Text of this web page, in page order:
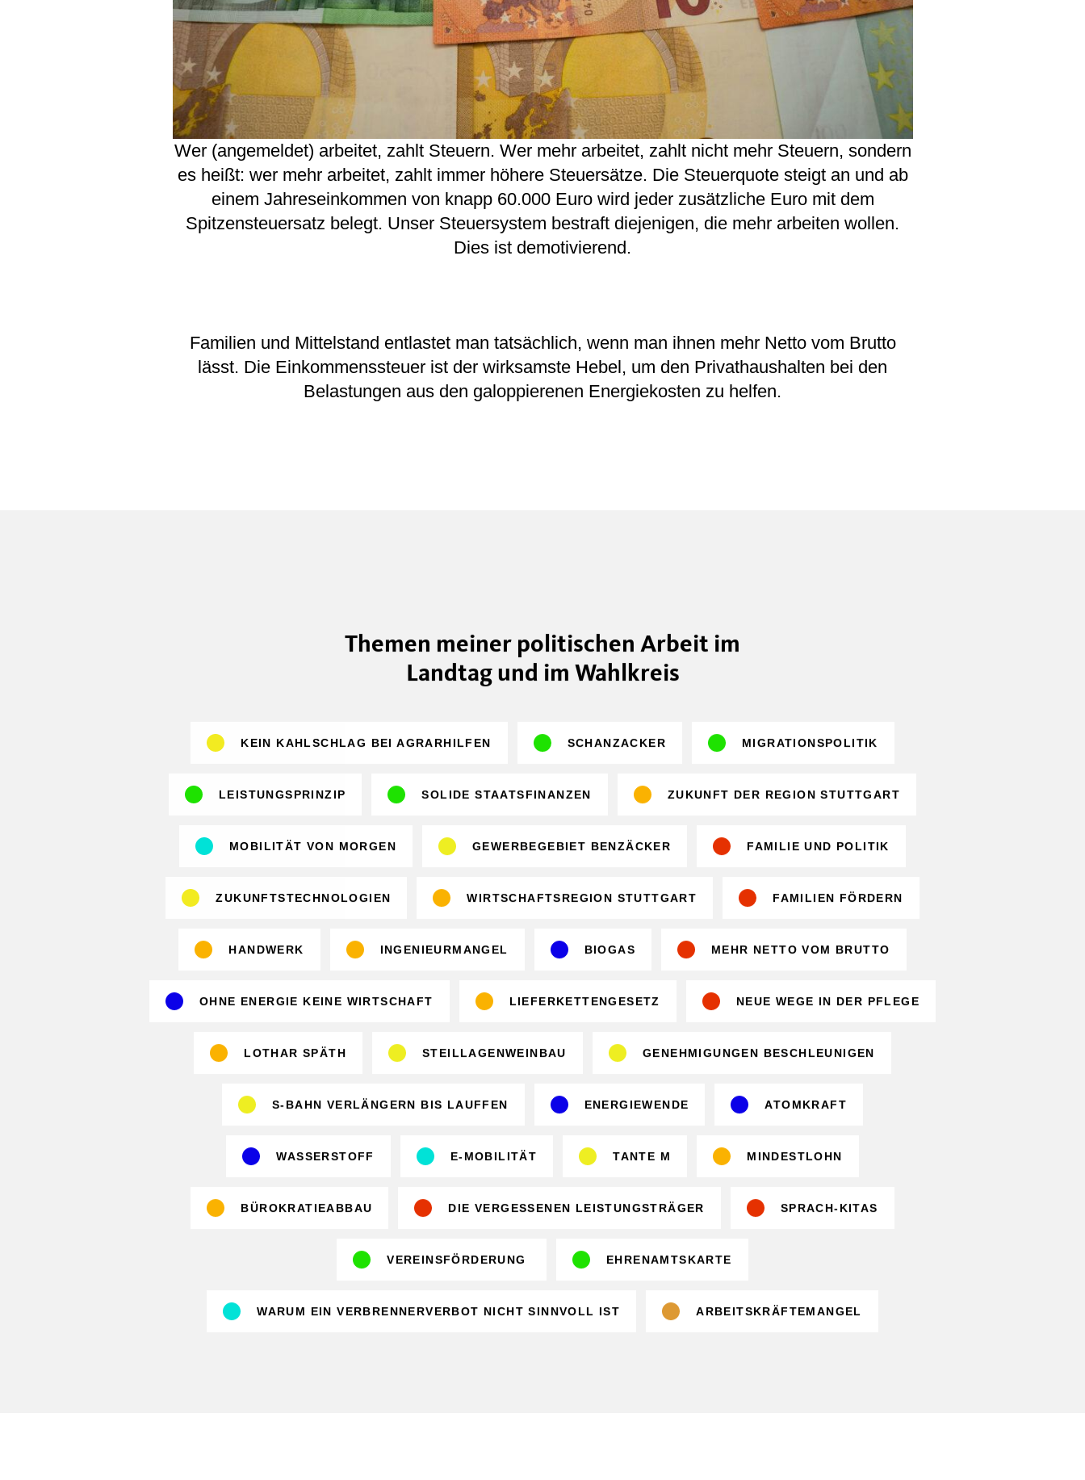
Wer (angemeldet) arbeitet, zahlt Steuern. Wer mehr arbeitet, zahlt nicht mehr Steuern, sondern
es heißt: wer mehr arbeitet, zahlt immer höhere Steuersätze. Die Steuerquote steigt an und ab
einem Jahreseinkommen von knapp 60.000 Euro wird jeder zusätzliche Euro mit dem
Spitzensteuersatz belegt. Unser Steuersystem bestraft diejenigen, die mehr arbeiten wollen.
Dies ist demotivierend.
Familien und Mittelstand entlastet man tatsächlich, wenn man ihnen mehr Netto vom Brutto
lässt. Die Einkommenssteuer ist der wirksamste Hebel, um den Privathaushalten bei den
Belastungen aus den galoppierenen Energiekosten zu helfen.
Themen meiner politischen Arbeit im
Landtag und im Wahlkreis
KEIN KAHLSCHLAG BEI AGRARHILFEN SCHANZACKER MIGRATIONSPOLITIK
LEISTUNGSPRINZIP SOLIDE STAATSFINANZEN ZUKUNFT DER REGION STUTTGART
MOBILITÄT VON MORGEN GEWERBEGEBIET BENZÄCKER FAMILIE UND POLITIK
ZUKUNFTSTECHNOLOGIEN WIRTSCHAFTSREGION STUTTGART FAMILIEN FÖRDERN
HANDWERK INGENIEURMANGEL BIOGAS MEHR NETTO VOM BRUTTO
OHNE ENERGIE KEINE WIRTSCHAFT LIEFERKETTENGESETZ NEUE WEGE IN DER PFLEGE
LOTHAR SPÄTH STEILLAGENWEINBAU GENEHMIGUNGEN BESCHLEUNIGEN
S-BAHN VERLÄNGERN BIS LAUFFEN ENERGIEWENDE ATOMKRAFT
WASSERSTOFF E-MOBILITÄT TANTE M MINDESTLOHN
BÜROKRATIEABBAU DIE VERGESSENEN LEISTUNGSTRÄGER SPRACH-KITAS
VEREINSFÖRDERUNG EHRENAMTSKARTE
WARUM EIN VERBRENNERVERBOT NICHT SINNVOLL IST ARBEITSKRÄFTEMANGEL